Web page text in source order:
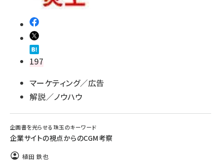
197
マーケティング／広告
解説／ノウハウ
企画書を光らせる珠玉のキーワード
企業サイトの視点からのCGM考察
植田 鉄也